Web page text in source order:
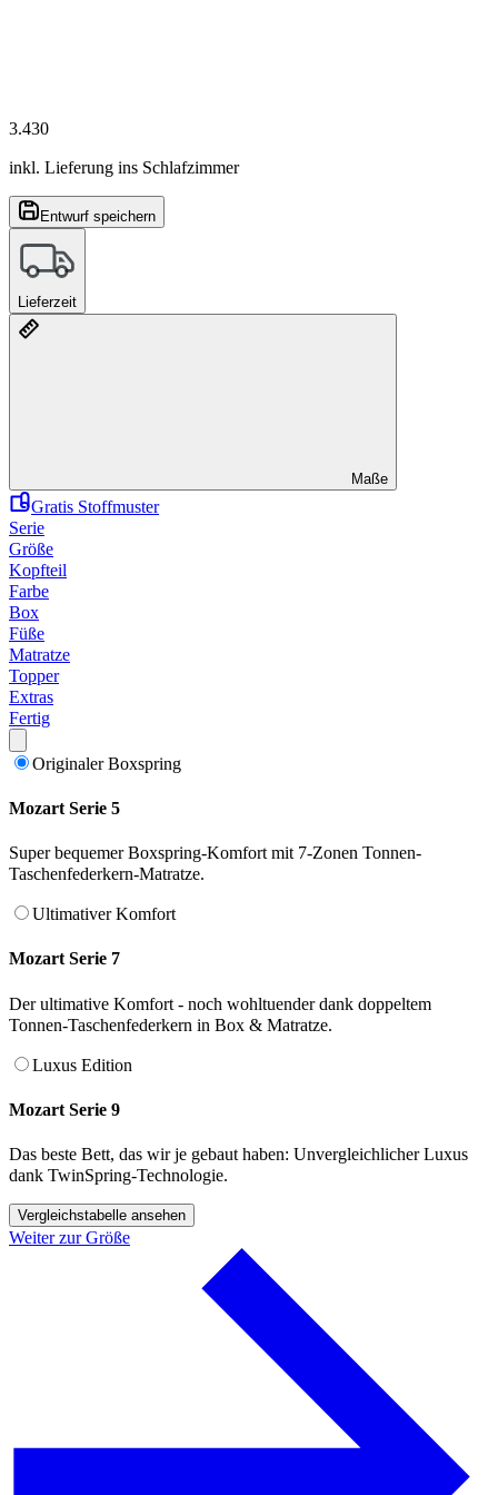
3.430
inkl. Lieferung ins Schlafzimmer
Entwurf speichern
Lieferzeit
Maße
Gratis Stoffmuster
Serie
Größe
Kopfteil
Farbe
Box
Füße
Matratze
Topper
Extras
Fertig
Originaler Boxspring
Mozart Serie 5
Super bequemer Boxspring-Komfort mit 7-Zonen Tonnen-
Taschenfederkern-Matratze.
Ultimativer Komfort
Mozart Serie 7
Der ultimative Komfort - noch wohltuender dank doppeltem
Tonnen-Taschenfederkern in Box & Matratze.
Luxus Edition
Mozart Serie 9
Das beste Bett, das wir je gebaut haben: Unvergleichlicher Luxus
dank TwinSpring-Technologie.
Vergleichstabelle ansehen
Weiter zur Größe